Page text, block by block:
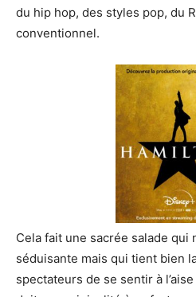
du hip hop, des styles pop, du
conventionnel.
Cela fait une sacrée salade qui
séduisante mais qui tient bien
spectateurs de se sentir à